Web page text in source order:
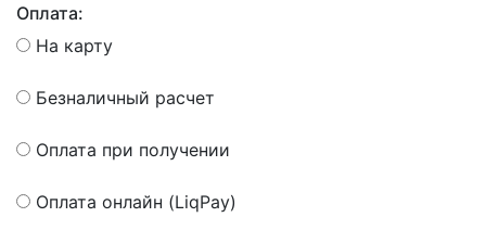
Оплата:
На карту
Безналичный расчет
Оплата при получении
Оплата онлайн (LiqPay)